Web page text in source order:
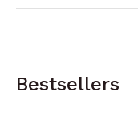
Bestsellers